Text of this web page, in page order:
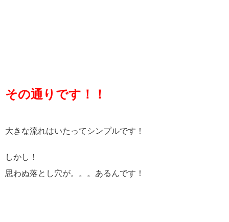
その通りです！！
大きな流れはいたってシンプルです！
しかし！
思わぬ落とし穴が。。。あるんです！